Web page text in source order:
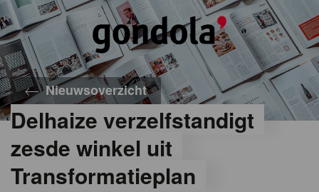
Nieuwsoverzicht
Delhaize verzelfstandigt
zesde winkel uit
Transformatieplan